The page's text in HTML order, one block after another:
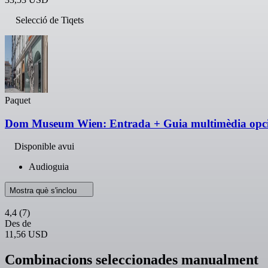
Selecció de Tiqets
Paquet
Dom Museum Wien: Entrada + Guia multimèdia
Disponible avui
Audioguia
Mostra què s'inclou
4,4 (7)
Des de
11,56 USD
Combinacions seleccionades manualment